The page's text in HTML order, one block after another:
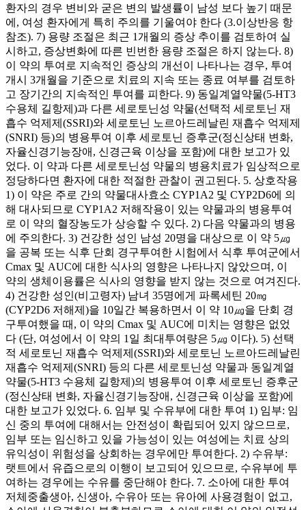
환자의 경우 변비와 굳은 변의 발생률이 남성 보다 높기 때문
에, 여성 환자에게 특히 주의를 기울여야 한다 (3.이상반응 항
참조). 7) 용량 조절은 최근 1개월의 증상 추이를 검토하여 실
시하고, 증상변화에 따른 빈번한 용량 조절은 하지 않는다. 8)
이 약의 투여로 지속적인 증상의 개선이 나타나는 경우, 투여
개시 3개월을 기준으로 치료의 지속 또는 종료 여부를 검토하
고 장기간의 지속적인 투여를 피한다. 9) 동일계열약물(5-HT3
수용체 길항제)과 다른 세로토닌성 약물(선택적 세로토닌 재
흡수 억제제(SSRI)와 세로토닌 노르아드레날린 재흡수 억제제
(SNRI) 등)의 병용투여 이후 세로토닌 증후군(정신상태 변화,
자율신경기능장애, 신경근육 이상을 포함)에 대한 보고가 있
었다. 이 약과 다른 세로토닌성 약물의 병용치료가 임상적으로
정당하다면 환자에 대한 적절한 관찰이 권고된다. 5. 상호작용
1) 이 약은 주로 간의 약물대사효소 CYP1A2 및 CYP2D6에 의
해 대사되므로 CYP1A2 저해작용이 있는 약물과의 병용투여
로 이 약의 혈장농도가 상승할 수 있다. 2) 다음 약물과의 병용
에 주의한다. 3) 건강한 성인 남성 20명을 대상으로 이 약 5㎍
을 공복 또는 식후 단회 경구투여한 시험에서 식후 투여군에서
Cmax 및 AUC에 대한 식사의 영향은 나타나지 않았으며, 이
약의 생체이용률은 식사의 영향을 받지 않는 것으로 여겨진다.
4) 건강한 성인(비고령자) 남녀 35명에게 파록세틴 20㎎
(CYP2D6 저해제)을 10일간 복용하면서 이 약 10㎍을 단회 경
구투여했을 때, 이 약의 Cmax 및 AUC에 미치는 영향은 없었
다 (단, 여성에서 이 약의 1일 최대투여량은 5㎍ 이다). 5) 선택
적 세로토닌 재흡수 억제제(SSRI)와 세로토닌 노르아드레날린
재흡수 억제제(SNRI) 등의 다른 세로토닌성 약물과 동일계열
약물(5-HT3 수용체 길항제)의 병용투여 이후 세로토닌 증후군
(정신상태 변화, 자율신경기능장애, 신경근육 이상을 포함)에
대한 보고가 있었다. 6. 임부 및 수유부에 대한 투여 1) 임부: 임
신 중의 투여에 대해서는 안전성이 확립되어 있지 않으므로,
임부 또는 임신하고 있을 가능성이 있는 여성에는 치료 상의
유익성이 위험성을 상회하는 경우에만 투여한다. 2) 수유부:
랫트에서 유즙으로의 이행이 보고되어 있으므로, 수유부에 투
여하는 경우에는 수유를 중단해야 한다. 7. 소아에 대한 투여
저체중출생아, 신생아, 수유아 또는 유아에 사용경험이 없고,